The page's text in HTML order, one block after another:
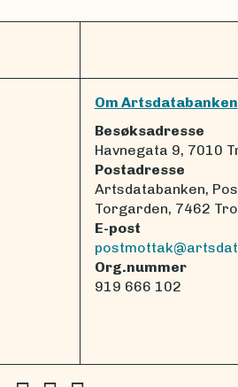
Om Artsdatabanken
Besøksadresse
Havnegata 9, 7010
Postadresse
Artsdatabanken,
Torgarden, 7462
E-post
Org.nummer
919 666 102